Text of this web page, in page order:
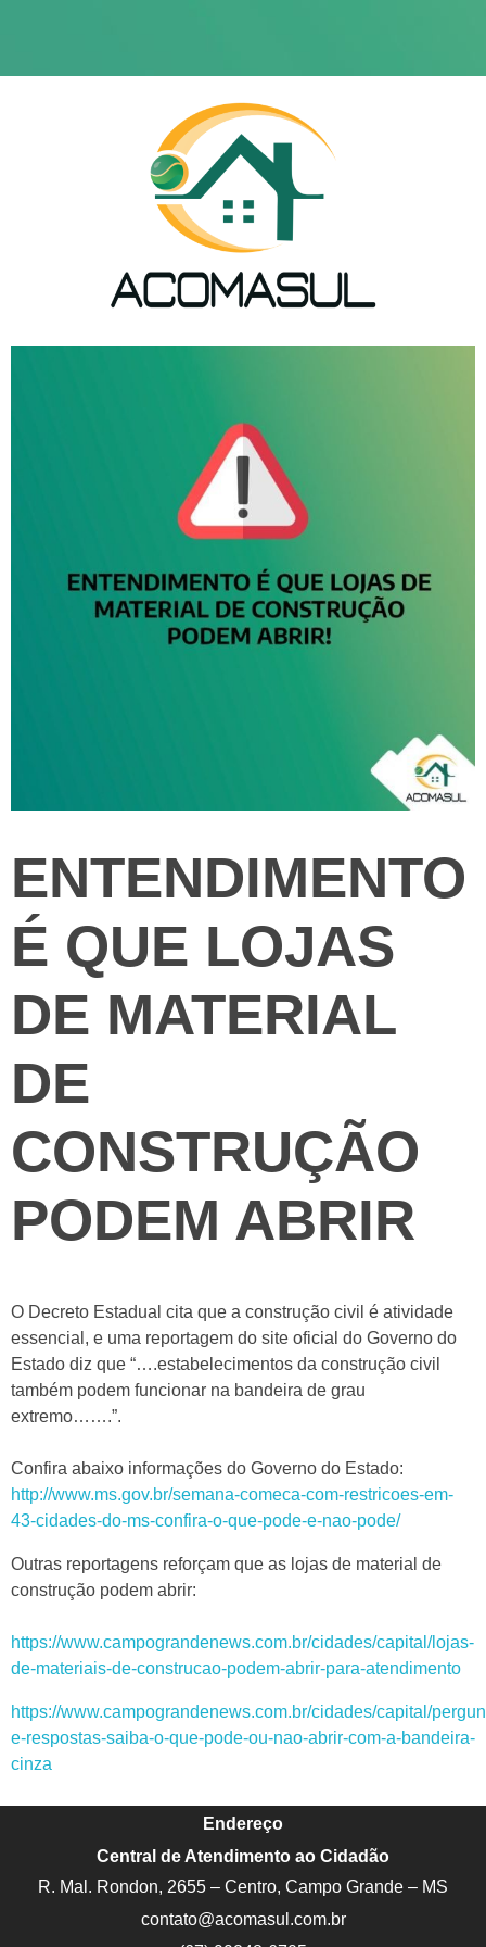
ENTENDIMENTO
É QUE LOJAS
DE MATERIAL
DE
CONSTRUÇÃO
PODEM ABRIR
O Decreto Estadual cita que a construção civil é atividade
essencial, e uma reportagem do site oficial do Governo do
Estado diz que “….estabelecimentos da construção civil
também podem funcionar na bandeira de grau
extremo…….”.
Confira abaixo informações do Governo do Estado:
http://www.ms.gov.br/semana-comeca-com-restricoes-em-
43-cidades-do-ms-confira-o-que-pode-e-nao-pode/
Outras reportagens reforçam que as lojas de material de
construção podem abrir:
https://www.campograndenews.com.br/cidades/capital/lojas-
de-materiais-de-construcao-podem-abrir-para-atendimento
https://www.campograndenews.com.br/cidades/capital/
e-respostas-saiba-o-que-pode-ou-nao-abrir-com-a-bandeira-
cinza
Endereço
Central de Atendimento ao Cidadão
R. Mal. Rondon, 2655 – Centro, Campo Grande – MS
contato@acomasul.com.br